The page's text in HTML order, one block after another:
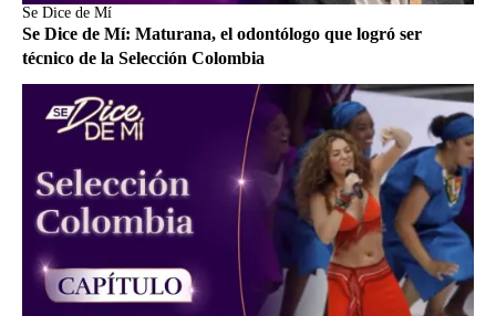
Se Dice de Mí
Se Dice de Mí: Maturana, el odontólogo que logró ser
técnico de la Selección Colombia